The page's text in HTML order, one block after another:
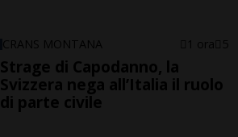
CRANS MONTANA 1 ora 5
Strage di Capodanno, la
Svizzera nega all’Italia il ruolo
di parte civile